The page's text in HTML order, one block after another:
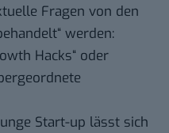
Fragen von den
werden:
Hacks“ oder
Start-up lässt sich